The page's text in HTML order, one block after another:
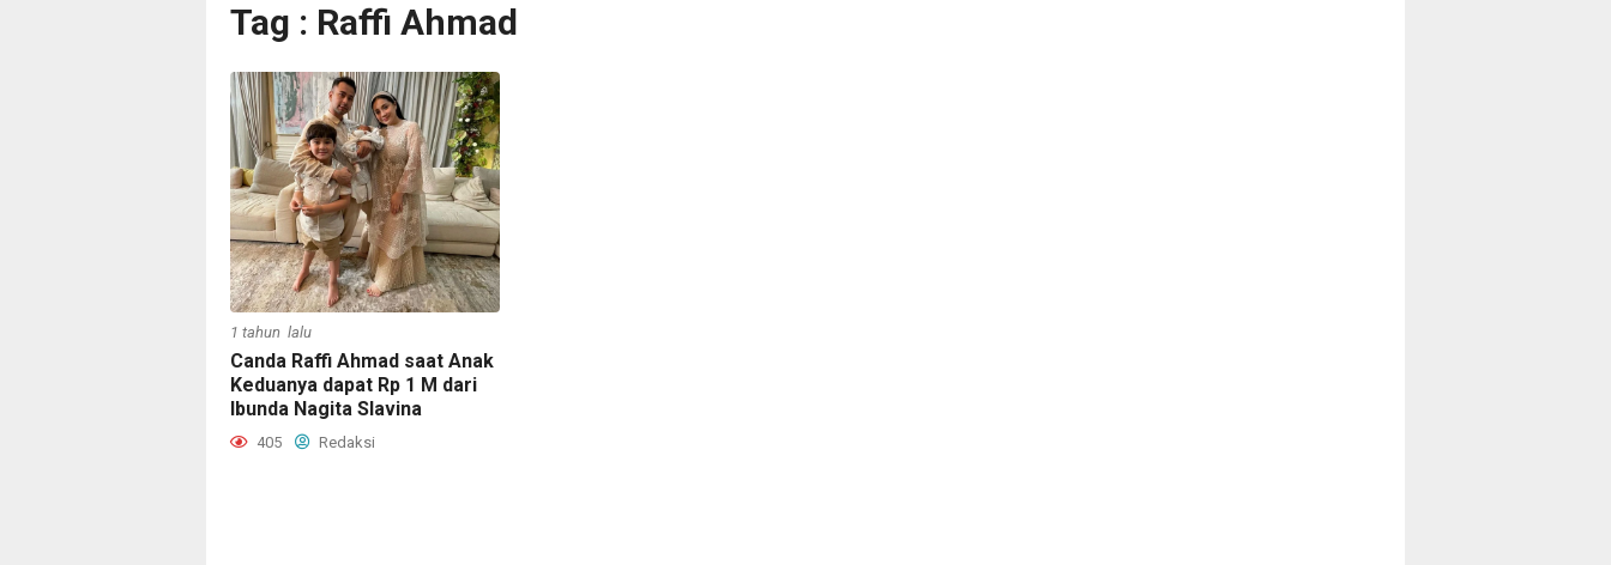
Tag : Raffi Ahmad
1 tahun lalu
Canda Raffi Ahmad saat Anak
Keduanya dapat Rp 1 M dari
Ibunda Nagita Slavina
405 Redaksi